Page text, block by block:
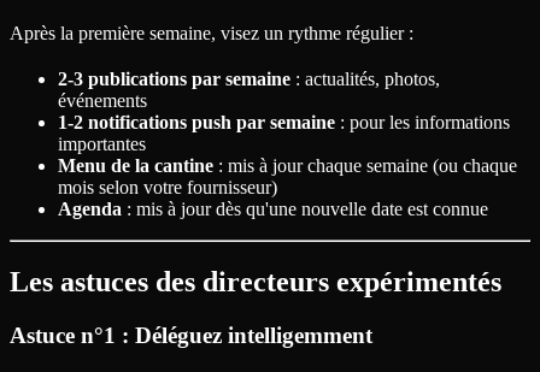
Après la première semaine, visez un rythme régulier :
2-3 publications par semaine : actualités, photos,
événements
1-2 notifications push par semaine : pour les informations
importantes
Menu de la cantine : mis à jour chaque semaine (ou chaque
mois selon votre fournisseur)
Agenda : mis à jour dès qu'une nouvelle date est connue
Les astuces des directeurs expérimentés
Astuce n°1 : Déléguez intelligemment